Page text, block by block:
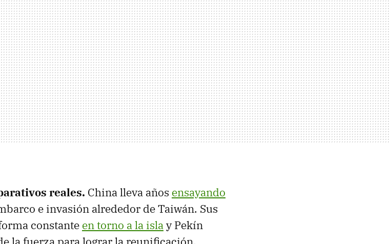
reales. China lleva años ensayando
e invasión alrededor de Taiwán. Sus
constante en torno a la islay Pekín